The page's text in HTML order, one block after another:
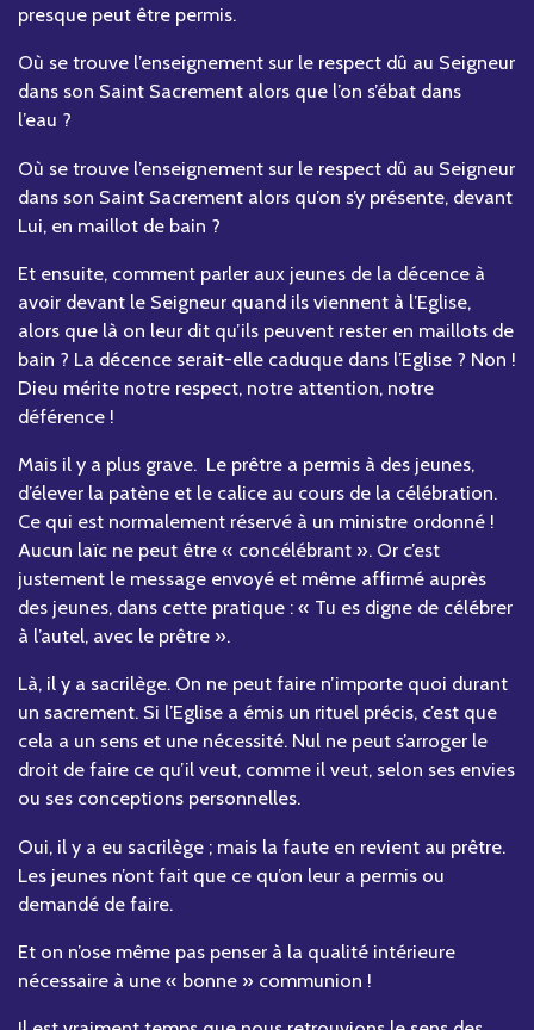
presque peut être permis.
Où se trouve l’enseignement sur le respect dû au Seigneur
dans son Saint Sacrement alors que l’on s’ébat dans
l’eau ?
Où se trouve l’enseignement sur le respect dû au Seigneur
dans son Saint Sacrement alors qu’on s’y présente, devant
Lui, en maillot de bain ?
Et ensuite, comment parler aux jeunes de la décence à
avoir devant le Seigneur quand ils viennent à l’Eglise,
alors que là on leur dit qu’ils peuvent rester en maillots de
bain ? La décence serait-elle caduque dans l’Eglise ? Non !
Dieu mérite notre respect, notre attention, notre
déférence !
Mais il y a plus grave. Le prêtre a permis à des jeunes,
d’élever la patène et le calice au cours de la célébration.
Ce qui est normalement réservé à un ministre ordonné !
Aucun laïc ne peut être « concélébrant ». Or c’est
justement le message envoyé et même affirmé auprès
des jeunes, dans cette pratique : « Tu es digne de célébrer
à l’autel, avec le prêtre ».
Là, il y a sacrilège. On ne peut faire n’importe quoi durant
un sacrement. Si l’Eglise a émis un rituel précis, c’est que
cela a un sens et une nécessité. Nul ne peut s’arroger le
droit de faire ce qu’il veut, comme il veut, selon ses envies
ou ses conceptions personnelles.
Oui, il y a eu sacrilège ; mais la faute en revient au prêtre.
Les jeunes n’ont fait que ce qu’on leur a permis ou
demandé de faire.
Et on n’ose même pas penser à la qualité intérieure
nécessaire à une « bonne » communion !